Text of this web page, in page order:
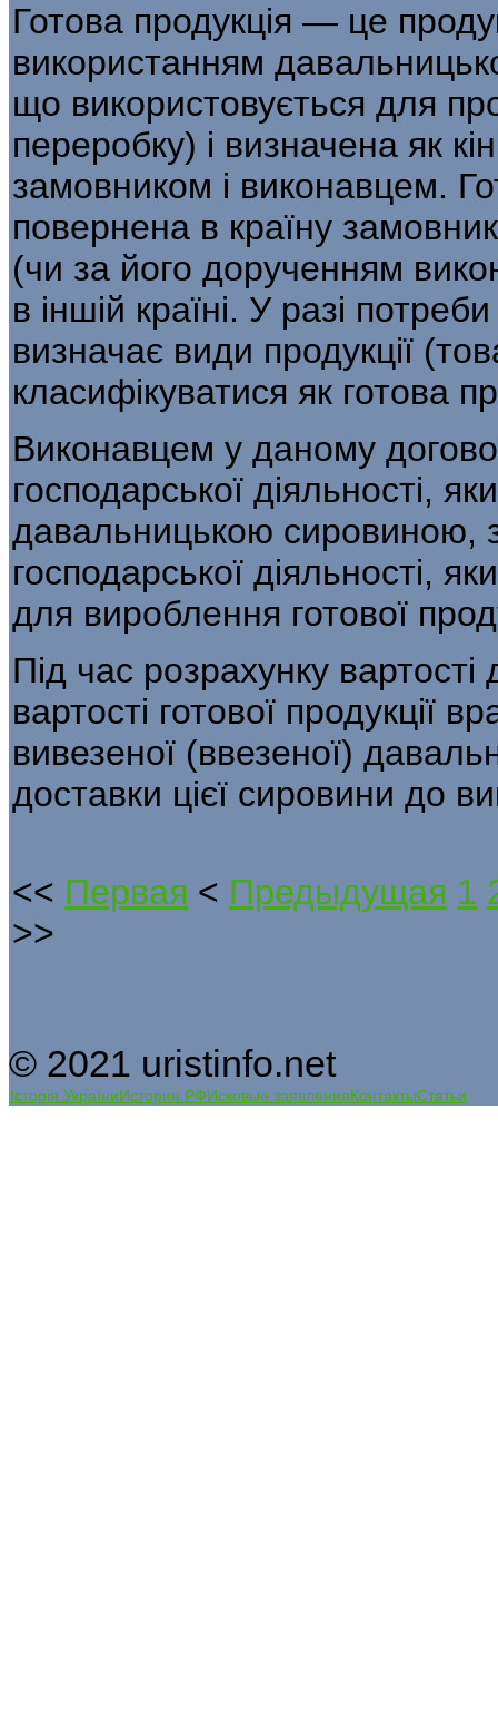
Готова продукція — це
використан­ням
що використовується для
переробку) і визначена як
замовником і виконавцем.
повернена в країну
(чи за його дорученням
в іншій країні. У разі
визначає види продукції
класифікуватися як готова
Виконавцем у даному
господарської діяль­ності,
давальницькою сировиною,
господарської діяльності,
для вироблення готової
Під час розрахунку
вартості го­тової продукції
вивезеної (ввезеної)
доставки цієї сировини до
<< Первая < Предыдущая 1
>>
© 2021 uristinfo.net
Історія УкраїниИстория РФИсковые заявленияКонтактыСтатьи